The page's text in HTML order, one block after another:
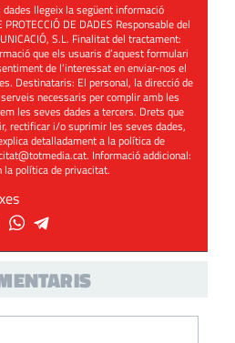
llegeix la següent informació
PROTECCIÓ DE DADES Responsable del
S.L. Finalitat del tractament:
que els usuaris d’aquest formulari
de l’interessat en enviar-nos el
Destinataris: El personal, la direcció de
necessaris per complir amb les
les seves dades a tercers. Drets que
rectificar i/o suprimir les seves dades,
detalladament a la política de
. Informació addicional:
lapolítica de privacitat.